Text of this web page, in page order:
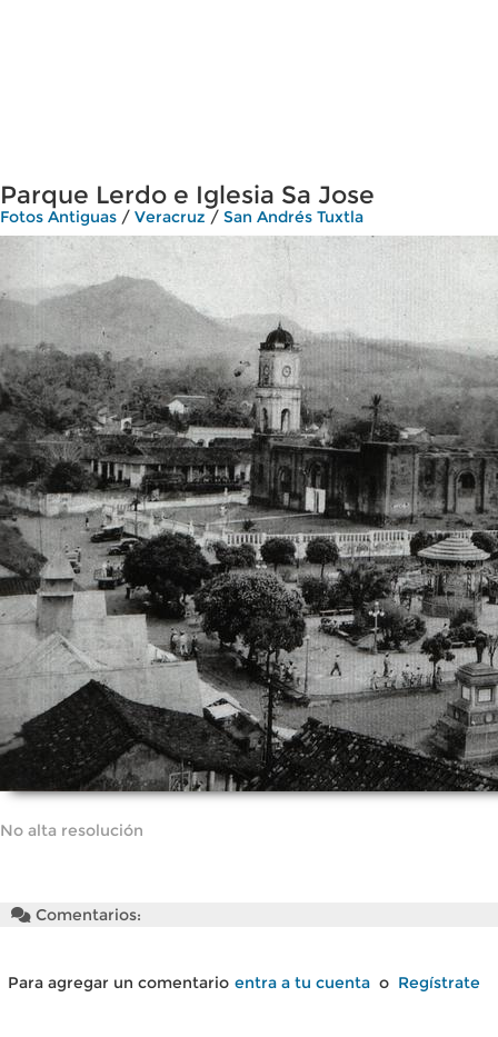
Parque Lerdo e Iglesia Sa Jose
Fotos Antiguas / Veracruz / San Andrés Tuxtla
No alta resolución
Comentarios:
Para agregar un comentario entra a tu cuenta o Regístrate